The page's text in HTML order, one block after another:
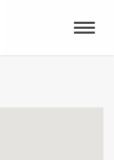
Toggle